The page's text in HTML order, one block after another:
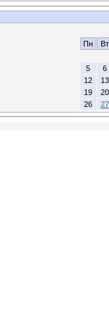
Пн Вт
5
6
12
13
19
20
26
27